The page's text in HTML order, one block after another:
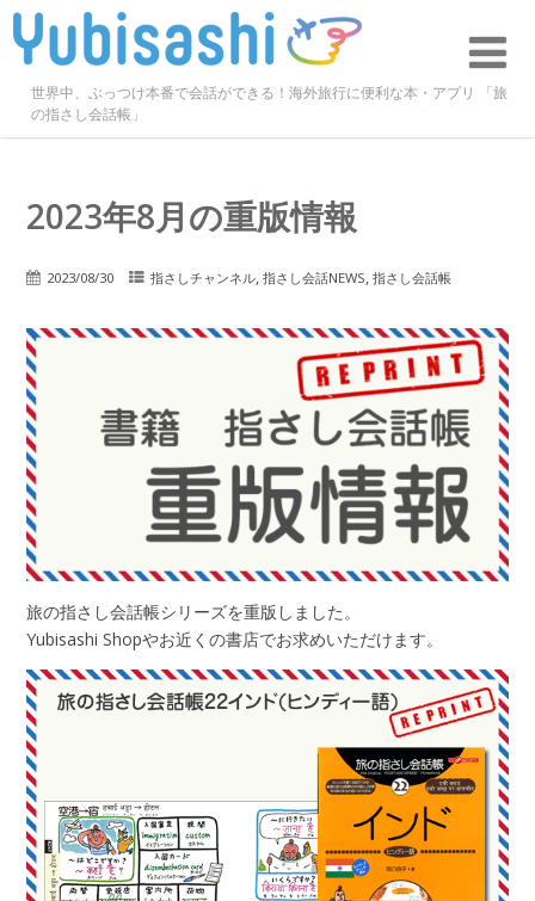
世界中、ぶっつけ本番で会話ができる！海外旅行に便利な本・アプリ 「旅
の指さし会話帳」
2023年8月の重版情報
2023/08/30 指さしチャンネル, 指さし会話NEWS, 指さし会話帳
旅の指さし会話帳シリーズを重版しました。
Yubisashi Shopやお近くの書店でお求めいただけます。